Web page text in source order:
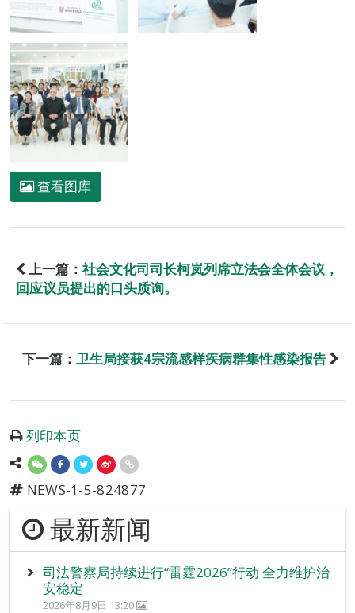
查看图库
上一篇： 社会文化司司长柯岚列席立法会全体会议，
回应议员提出的口头质询。
下一篇： 卫生局接获4宗流感样疾病群集性感染报告
列印本页
NEWS-1-5-824877
最新新闻
司法警察局持续进行“雷霆2026”行动 全力维护治
安稳定
2026年8月9日 13:20